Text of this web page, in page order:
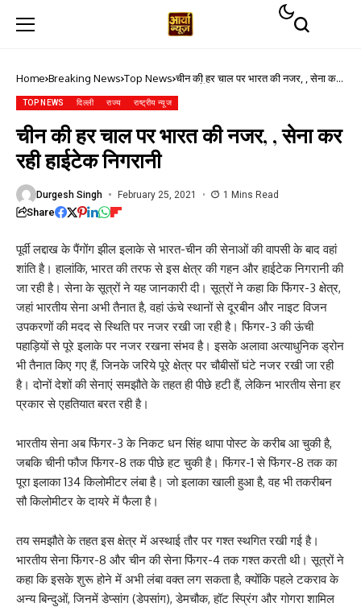
Home Breaking News Top News चीन की हर चाल पर भारत की नजर, , सेना कर
TOP NEWS दिल्ली राज्य राष्ट्रीय न्यूज
चीन की हर चाल पर भारत की नजर, , सेना कर
रही हाईटेक निगरानी
Durgesh Singh February 25, 2021 1 Mins Read
Share
पूर्वी लद्दाख के पैंगोंग झील इलाके से भारत-चीन की सेनाओं की वापसी के बाद वहां
शांति है। हालांकि, भारत की तरफ से इस क्षेत्र की गहन और हाईटेक निगरानी की
जा रही है। सेना के सूत्रों ने यह जानकारी दी। सूत्रों ने कहा कि फिंगर-3 क्षेत्र,
जहां भारतीय सेना अभी तैनात है, वहां ऊंचे स्थानों से दूरबीन और नाइट विजन
उपकरणों की मदद से स्थिति पर नजर रखी जा रही है। फिंगर-3 की ऊंची
पहाड़ियों से पूरे इलाके पर नजर रखना संभव है। इसके अलावा अत्याधुनिक ड्रोन
भी तैनात किए गए हैं, जिनके जरिये पूरे क्षेत्र पर चौबीसों घंटे नजर रखी जा रही
है। दोनों देशों की सेनाएं समझौते के तहत ही पीछे हटी हैं, लेकिन भारतीय सेना हर
प्रकार से एहतियात बरत रही है।
भारतीय सेना अब फिंगर-3 के निकट धन सिंह थापा पोस्ट के करीब आ चुकी है,
जबकि चीनी फौज फिंगर-8 तक पीछे हट चुकी है। फिंगर-1 से फिंगर-8 तक का
पूरा इलाका 134 किलोमीटर लंबा है। जो इलाका खाली हुआ है, वह भी तकरीबन
सौ किलोमीटर के दायरे में फैला है।
तय समझौते के तहत इस क्षेत्र में अस्थाई तौर पर गश्त स्थगित रखी गई है।
भारतीय सेना फिंगर-8 और चीन की सेना फिंगर-4 तक गश्त करती थी। सूत्रों ने
कहा कि इसके शुरू होने में अभी लंबा वक्त लग सकता है, क्योंकि पहले टकराव के
अन्य बिन्दुओं, जिनमें डेप्सांग (डेपसांग), डेमचौक, हॉट स्प्रिंग और गोगरा शामिल